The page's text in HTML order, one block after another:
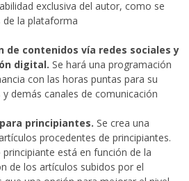
exclusiva del autor, como se
la plataforma
de contenidos vía redes sociales y
digital. Se hará una programación
con las horas puntas para su
demás canales de comunicación
principiantes. Se crea una
procedentes de principiantes.
está en función de la
de los artículos subidos por el